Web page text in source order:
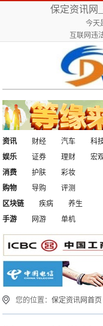
保定资讯网
今天
互联网违
资讯 财经 汽车
科
娱乐
证券 理财 宏
消费
护肤
彩妆
购物
导购 评测
区块链
疾病
养生
手游
网游 单机
您的位置：保定资讯网首页